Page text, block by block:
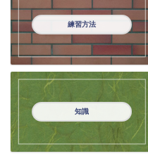
練習方法
知識